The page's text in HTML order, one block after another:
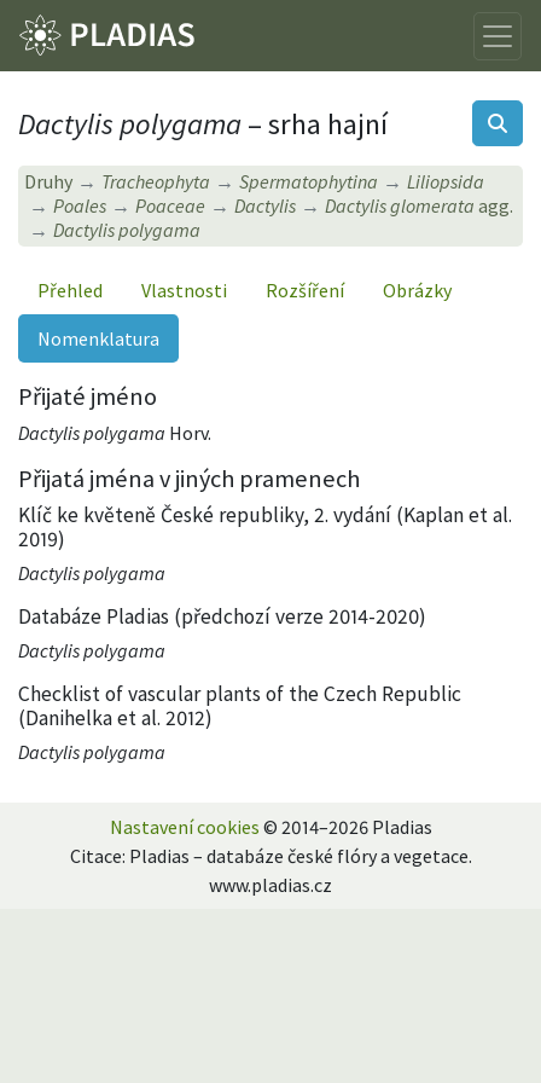
Dactylis polygama– srha hajní
Druhy Tracheophyta Spermatophytina
Liliopsida
Poales
Poaceae Dactylis Dactylis glomerata agg.
Dactylis polygama
Přehled Vlastnosti Rozšíření
Obrázky
Nomenklatura
Přijaté jméno
Dactylis polygama Horv.
Přijatá jména v jiných pramenech
Klíč ke květeně České republiky, 2. vydání (Kaplan et al.
2019)
Dactylis polygama
Databáze Pladias (předchozí verze 2014-2020)
Dactylis polygama
Checklist of vascular plants of the Czech Republic
(Danihelka et al. 2012)
Dactylis polygama
Nastavení cookies © 2014–2026 Pladias
Citace: Pladias – databáze české flóry a vegetace.
www.pladias.cz